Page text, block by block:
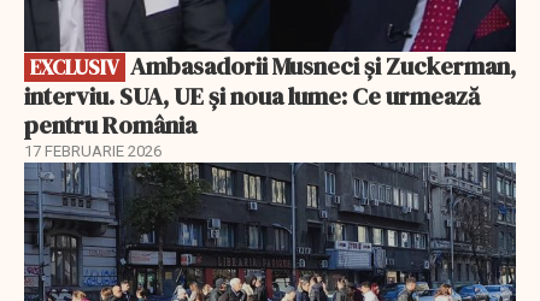
EXCLUSIV
interviu. SUA, UE și noua lume: Ce urmează
pentru România
17 FEBRUARIE 2026